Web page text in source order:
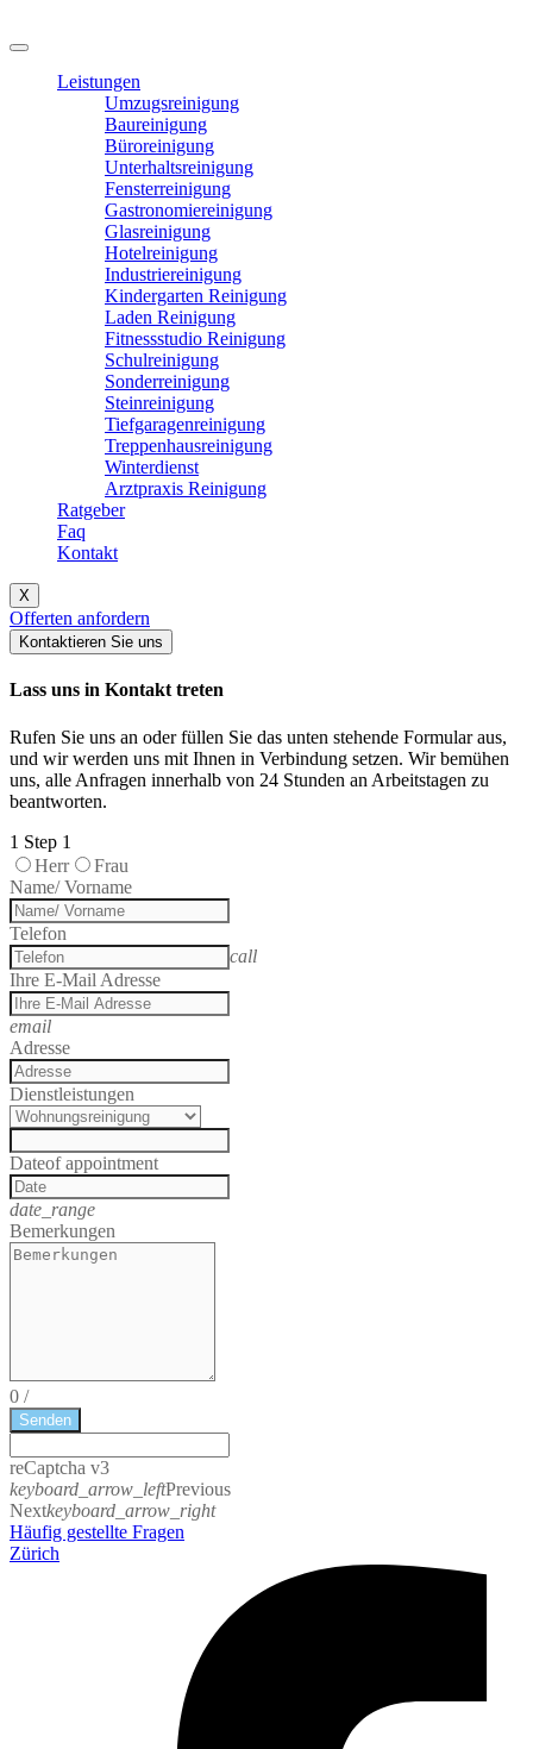
Leistungen
Umzugsreinigung
Baureinigung
Büroreinigung
Unterhaltsreinigung
Fensterreinigung
Gastronomiereinigung
Glasreinigung
Hotelreinigung
Industriereinigung
Kindergarten Reinigung
Laden Reinigung
Fitnessstudio Reinigung
Schulreinigung
Sonderreinigung
Steinreinigung
Tiefgaragenreinigung
Treppenhausreinigung
Winterdienst
Arztpraxis Reinigung
Ratgeber
Faq
Kontakt
X
Offerten anfordern
Kontaktieren Sie uns
Lass uns in Kontakt treten
Rufen Sie uns an oder füllen Sie das unten stehende Formular aus,
und wir werden uns mit Ihnen in Verbindung setzen. Wir bemühen
uns, alle Anfragen innerhalb von 24 Stunden an Arbeitstagen zu
beantworten.
1 Step 1
Herr
Frau
Name/ Vorname
Telefon
call
Ihre E-Mail Adresse
email
Adresse
Dienstleistungen
Dateof appointment
date_range
Bemerkungen
0 /
Senden
reCaptcha v3
keyboard_arrow_leftPrevious
Nextkeyboard_arrow_right
Häufig gestellte Fragen
Zürich